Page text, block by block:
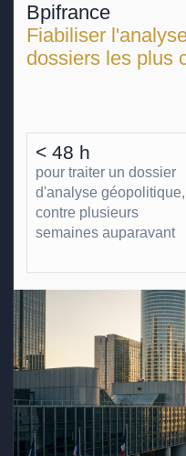
Bpifrance
Fiabiliser
dossiers les plus
< 48 h
pour traiter un dossier
d'analyse géopolitique,
contre plusieurs
semaines auparavant